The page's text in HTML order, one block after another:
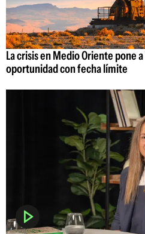
La crisis en Medio Oriente pone
oportunidad con fecha límite